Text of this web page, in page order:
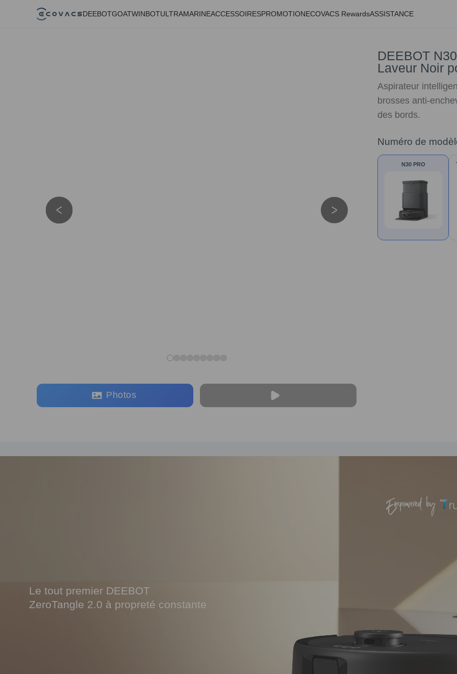
DEEBOTGOATWINBOTULTRAMARINEACCESSOIRESPROMOTIONECOVACS RewardsASSISTANCE
Photos
DEEBOT
Laveur Noir
Aspirateur
brosses anti-
des bords.
Numéro de
N30 PRO
Le tout premier DEEBOT
ZeroTangle 2.0 à propreté constante